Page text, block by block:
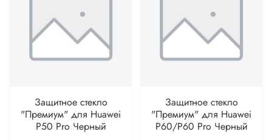
Защитное стекло
"Премиум" для Huawei
P50 Pro Черный
Защитное стекло
"Премиум" для Huawei
P60/P60 Pro Черный